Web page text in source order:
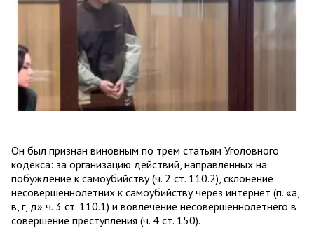
Он был признан виновным по трем статьям Уголовного
кодекса: за организацию действий, направленных на
побуждение к самоубийству (ч. 2 ст. 110.2), склонение
несовершеннолетних к самоубийству через интернет (п. «а,
в, г, д» ч. 3 ст. 110.1) и вовлечение несовершеннолетнего в
совершение преступления (ч. 4 ст. 150).